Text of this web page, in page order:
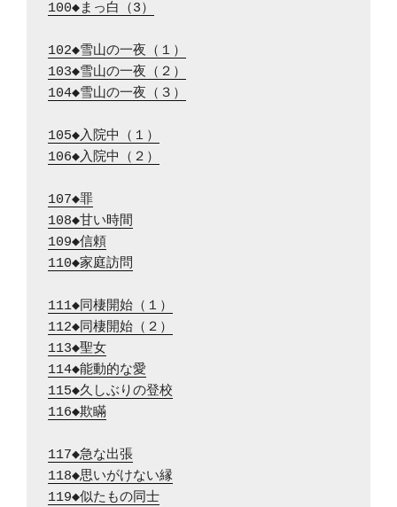
100◆まっ白（3）
102◆雪山の一夜（１）
103◆雪山の一夜（２）
104◆雪山の一夜（３）
105◆入院中（１）
106◆入院中（２）
107◆罪
108◆甘い時間
109◆信頼
110◆家庭訪問
111◆同棲開始（１）
112◆同棲開始（２）
113◆聖女
114◆能動的な愛
115◆久しぶりの登校
116◆欺瞞
117◆急な出張
118◆思いがけない縁
119◆似たもの同士